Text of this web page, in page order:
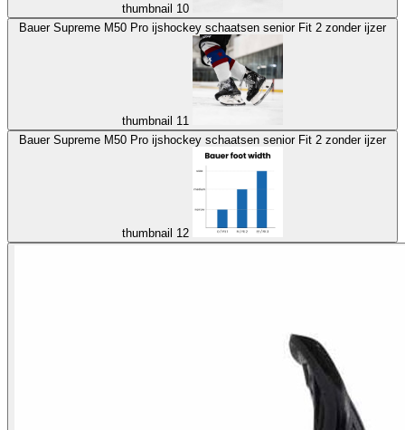
thumbnail 10
Bauer Supreme M50 Pro ijshockey schaatsen senior Fit 2 zonder ijzer
thumbnail 11
Bauer Supreme M50 Pro ijshockey schaatsen senior Fit 2 zonder ijzer
thumbnail 12